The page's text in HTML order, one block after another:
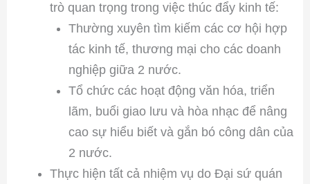
trò quan trọng trong việc thúc đẩy kinh tế:
Thường xuyên tìm kiếm các cơ hội hợp
tác kinh tế, thương mại cho các doanh
nghiệp giữa 2 nước.
Tổ chức các hoạt động văn hóa, triển
lãm, buổi giao lưu và hòa nhạc để nâng
cao sự hiểu biết và gắn bó công dân của
2 nước.
Thực hiện tất cả nhiệm vụ do Đại sứ quán